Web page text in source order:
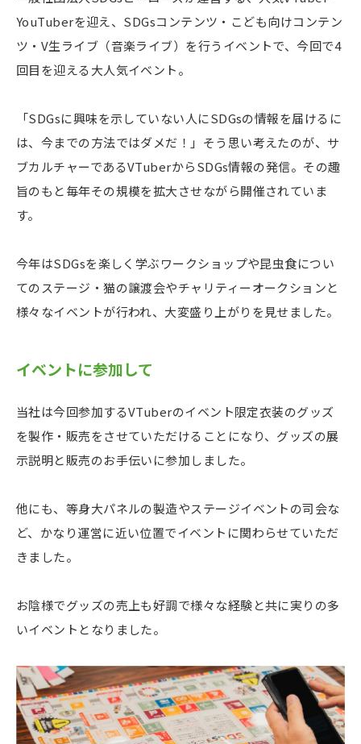
YouTuberを迎え、SDGsコンテンツ・こども向けコンテン
ツ・V生ライブ（音楽ライブ）を行うイベントで、今回で4
回目を迎える大人気イベント。
「SDGsに興味を示していない人にSDGsの情報を届けるに
は、今までの方法ではダメだ！」そう思い考えたのが、サ
ブカルチャーであるVTuberからSDGs情報の発信。その趣
旨のもと毎年その規模を拡大させながら開催されていま
す。
今年はSDGsを楽しく学ぶワークショップや昆虫食につい
てのステージ・猫の譲渡会やチャリティーオークションと
様々なイベントが行われ、大変盛り上がりを見せました。
イベントに参加して
当社は今回参加するVTuberのイベント限定衣装のグッズ
を製作・販売をさせていただけることになり、グッズの展
示説明と販売のお手伝いに参加しました。
他にも、等身大パネルの製造やステージイベントの司会な
ど、かなり運営に近い位置でイベントに関わらせていただ
きました。
お陰様でグッズの売上も好調で様々な経験と共に実りの多
いイベントとなりました。